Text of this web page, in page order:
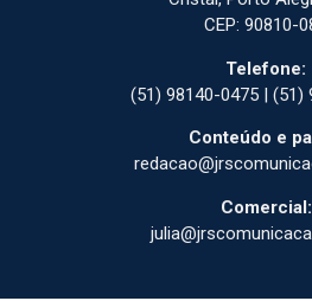
CEP: 90810-
Telefone:
(51) 98140-0475 | (51)
Conteúdo e
Comercial: